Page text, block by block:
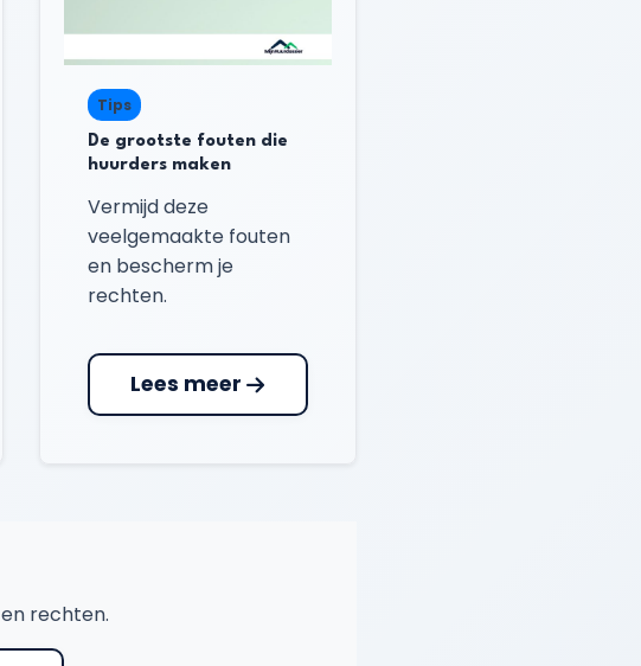
Tips
De grootste fouten die
huurders maken
Vermijd deze
veelgemaakte fouten
en bescherm je
rechten.
Lees meer
rechten.